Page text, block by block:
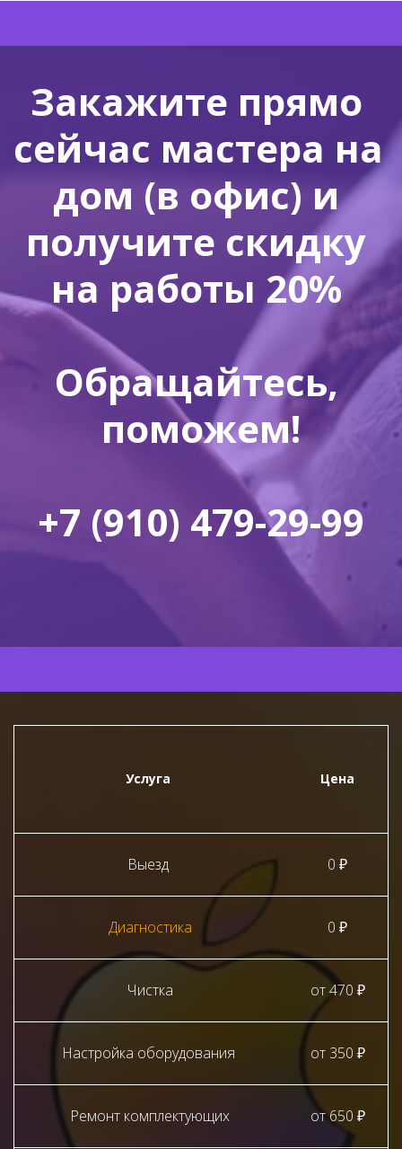
Закажите прямо
сейчас мастера на
дом (в офис) и
получите скидку
на работы 20%
Обращайтесь,
поможем!
+7 (910) 479-29-99
Услуга Цена
Выезд 0 ₽
Диагностика 0 ₽
Чистка от 470 ₽
Настройка оборудования от 350 ₽
Ремонт комплектующих от 650 ₽